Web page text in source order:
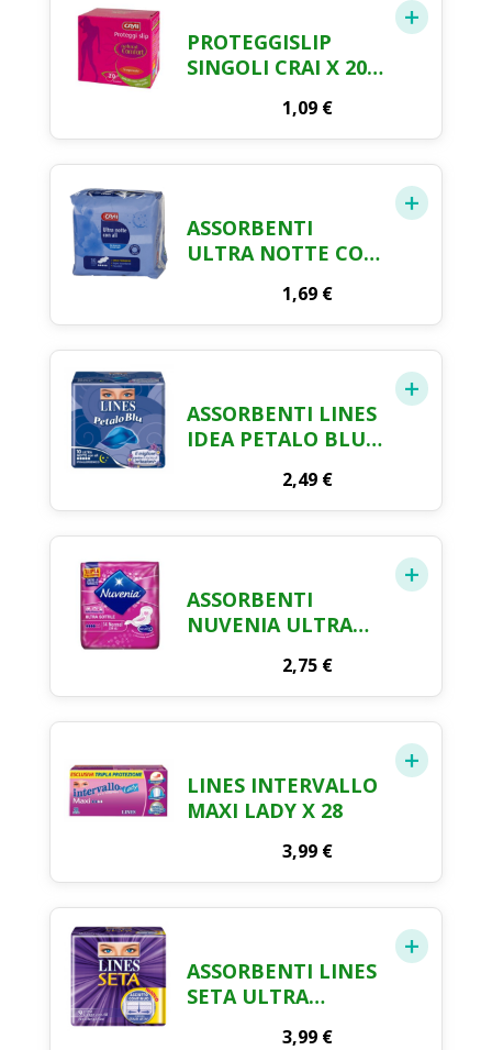
PROTEGGISLIP
SINGOLI CRAI X 20
1,09 €
ASSORBENTI
ULTRA NOTTE CON
1,69 €
ASSORBENTI LINES
IDEA PETALO BLU
2,49 €
ASSORBENTI
NUVENIA ULTRA
NORMAL X 14 PEZZI
2,75 €
LINES INTERVALLO
MAXI LADY X 28
3,99 €
ASSORBENTI LINES
SETA ULTRA
3,99 €